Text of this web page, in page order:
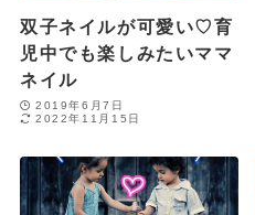
双子ネイルが可愛い♡育
児中でも楽しみたいママ
ネイル
2019年6月7日
2022年11月15日